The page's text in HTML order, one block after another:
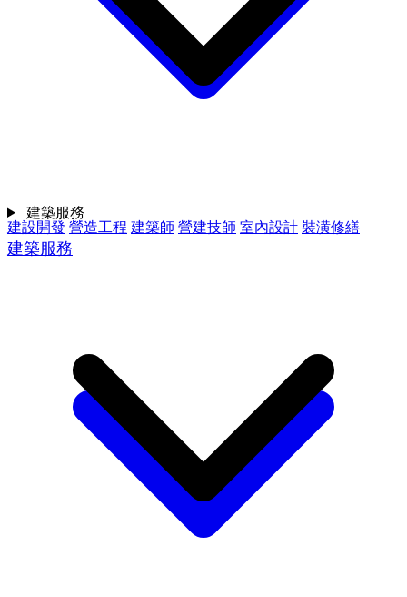
建設開發 營造工程 建築師 營建技師 室內設計 裝潢修繕
建築服務
建築服務